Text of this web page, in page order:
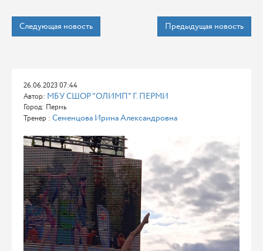
Следующая новость Предыдущая новость
26.06.2023 07:44
Автор: МБУ СШОР "ОЛИМП" Г. ПЕРМИ
Город: Пермь
Тренер : Семенцова Ирина Александровна